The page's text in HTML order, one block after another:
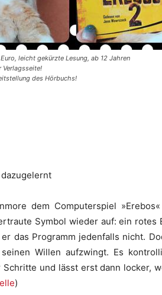
leicht gekürzte Lesung, ab 12 Jahren
Verlagsseite!
des Hörbuchs!
dem Computerspiel
Symbol wieder auf: ein rotes
das Programm jedenfalls nicht.
Willen aufzwingt. Es
und lässt erst dann locker,
)